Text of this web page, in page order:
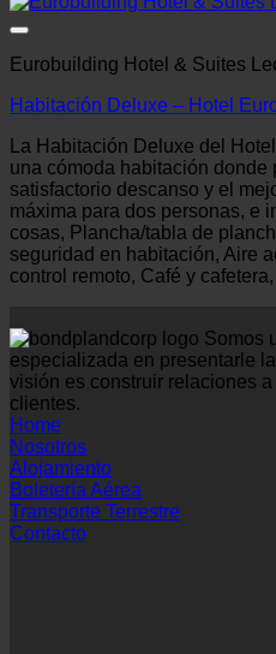
Eurobuilding Hotel & Suites
Habitación Deluxe – Hotel
La Habitación Deluxe del
una cómoda habitación donde
satisfactorio descanso y el
máxima para dos personas, e
cosas, Plancha/tabla de
seguridad en habitación, Aire
control remoto, Café y
Somos
especializada en presentarle
visión es construir relaciones
clientes.
Home
Nosotros
Alojamiento
Boletería Aérea
Transporte Terrestre
Contacto